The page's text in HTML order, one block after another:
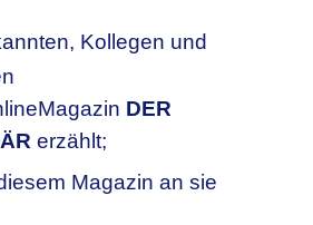
Kollegen und
DER
erzählt;
Magazin an sie